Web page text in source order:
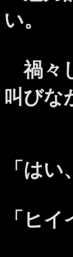
い。
禍々
叫び
「はい
「ヒ